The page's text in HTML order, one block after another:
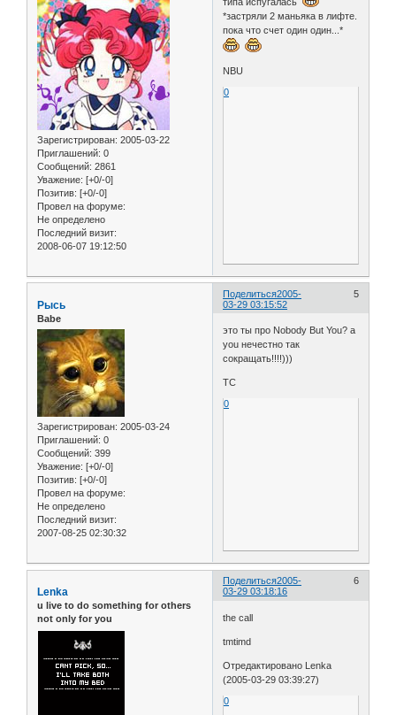
Зарегистрирован: 2005-03-22
Приглашений: 0
Сообщений: 2861
Уважение: [+0/-0]
Позитив: [+0/-0]
Провел на форуме:
Не определено
Последний визит:
2008-06-07 19:12:50
*застряли 2 маньяка в лифте.
пока что счет один один...*
NBU
0
Поделиться 5
2005-
03-29 03:15:52
Рысь
Babe
Зарегистрирован: 2005-03-24
Приглашений: 0
Сообщений: 399
Уважение: [+0/-0]
Позитив: [+0/-0]
Провел на форуме:
Не определено
Последний визит:
2007-08-25 02:30:32
это ты про Nobody But You? а
you нечестно так
сокращать!!!!)))
TC
0
Поделиться 6
2005-
03-29 03:18:16
Lenka
u live to do something for others
not only for you
the call
tmtimd
Отредактировано Lenka
(2005-03-29 03:39:27)
0